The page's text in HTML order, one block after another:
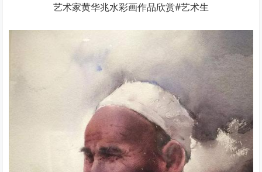
艺术家黄华兆水彩画作品欣赏#艺术生